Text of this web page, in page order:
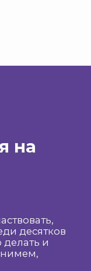
на
десятков
и